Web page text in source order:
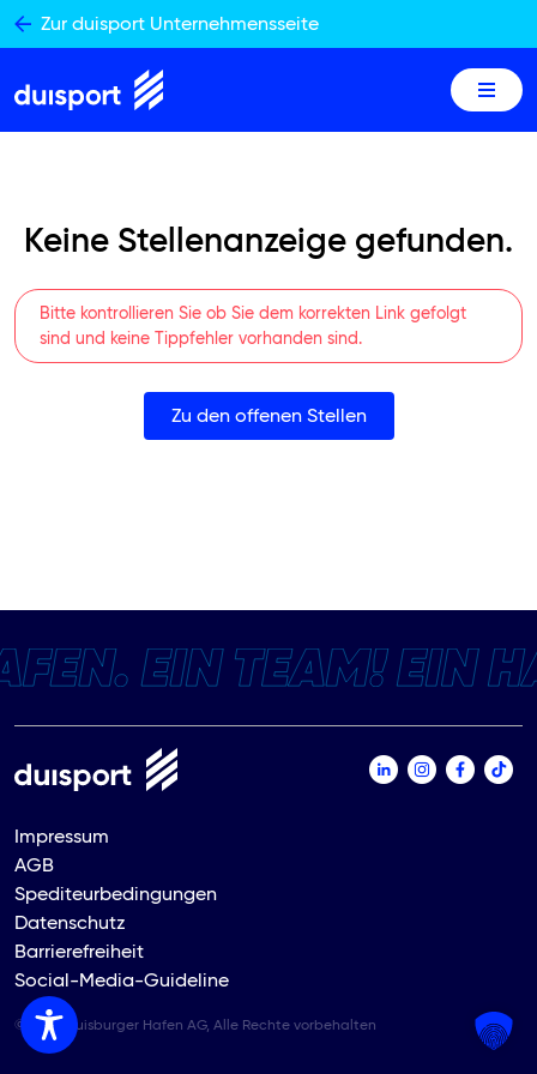
Skip
Zur duisport Unternehmensseite
Keine Stellenanzeige gefunden.
Bitte kontrollieren Sie ob Sie dem korrekten Link gefolgt
sind und keine Tippfehler vorhanden sind.
Zu den offenen Stellen
Impressum
AGB
Spediteurbedingungen
Datenschutz
Barrierefreiheit
Social-Media-Guideline
© 2026 Duisburger Hafen AG, Alle Rechte vorbehalten